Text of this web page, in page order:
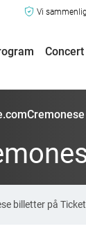
Vi
Concert
billetter på